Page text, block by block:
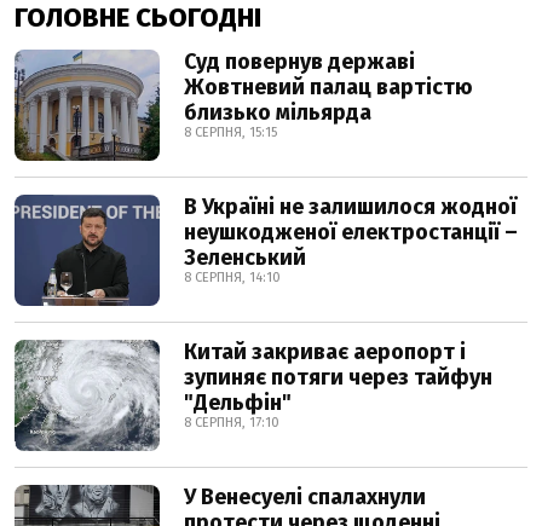
ГОЛОВНЕ СЬОГОДНІ
Суд повернув державі
Жовтневий палац вартістю
близько мільярда
8 СЕРПНЯ, 15:15
В Україні не залишилося жодної
неушкодженої електростанції –
Зеленський
8 СЕРПНЯ, 14:10
Китай закриває аеропорт і
зупиняє потяги через тайфун
"Дельфін"
8 СЕРПНЯ, 17:10
У Венесуелі спалахнули